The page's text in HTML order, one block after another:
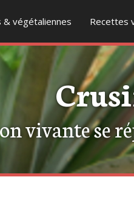
& végétaliennes Recettes
vivante se